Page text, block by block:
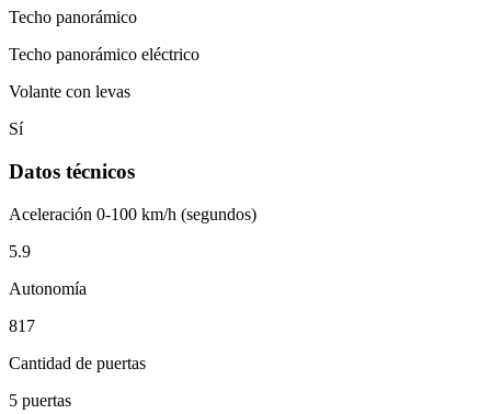
Techo panorámico
Techo panorámico eléctrico
Volante con levas
Sí
Datos técnicos
Aceleración 0-100 km/h (segundos)
5.9
Autonomía
817
Cantidad de puertas
5 puertas